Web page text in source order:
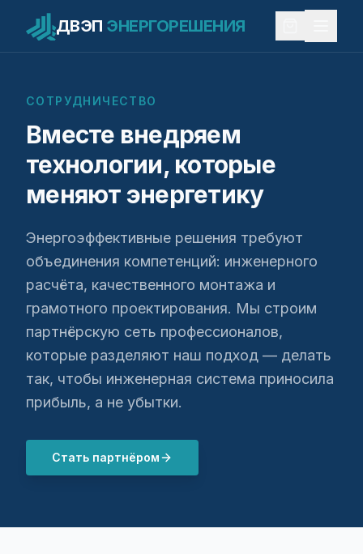
ДВЭП ЭНЕРГОРЕШЕНИЯ
СОТРУДНИЧЕСТВО
Вместе внедряем
технологии,которые
меняют энергетику
Энергоэффективные решения требуют
объединения компетенций: инженерного
расчёта, качественного монтажа и
грамотного проектирования. Мы строим
партнёрскую сеть профессионалов,
которые разделяют наш подход — делать
так, чтобы инженерная система приносила
прибыль, а не убытки.
Стать партнёром